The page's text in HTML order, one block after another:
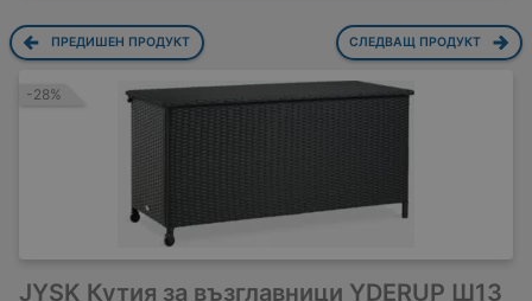
ПРЕДИШЕН ПРОДУКТ СЛЕДВАЩ ПРОДУКТ
-28%
JYSK Кутия за възглавници YDERUP Ш13